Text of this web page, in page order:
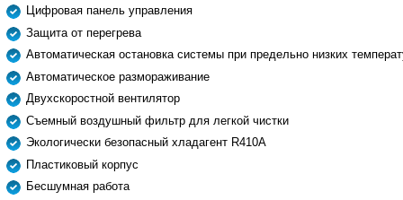
Цифровая панель управления
Защита от перегрева
Автоматическая остановка системы при предельно низких
Автоматическое размораживание
Двухскоростной вентилятор
Съемный воздушный фильтр для легкой чистки
Экологически безопасный хладагент R410A
Пластиковый корпус
Бесшумная работа